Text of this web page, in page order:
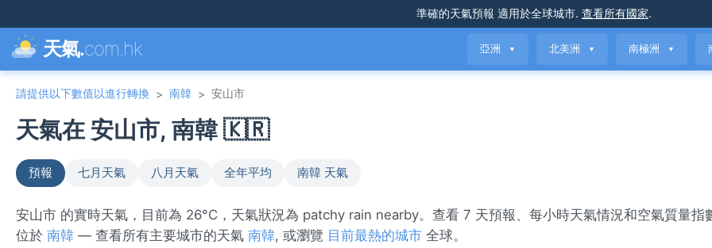
準確的天氣預報 適用於全球城市. 查看所有國家.
天氣.com.hk 亞洲 ▼ 北美洲 ▼ 南極洲 ▼
請提供以下數值以進行轉換 > 南韓 > 安山市
天氣在 安山市, 南韓 🇰🇷
預報 七月天氣 八月天氣 全年平均 南韓 天氣
安山市 的實時天氣，目前為 26°C，天氣狀況為 patchy rain nearby。查看 7 天預報、每小時天氣情況和空氣質量指
位於 南韓 — 查看所有主要城市的天氣 南韓, 或瀏覽 目前最熱的城市 全球。